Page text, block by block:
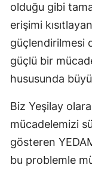
olduğu gibi
erişimi
güçlendirilmesi
güçlü bir
hususunda
Biz Yeşilay
mücadelemizi
gösteren
bu problemle